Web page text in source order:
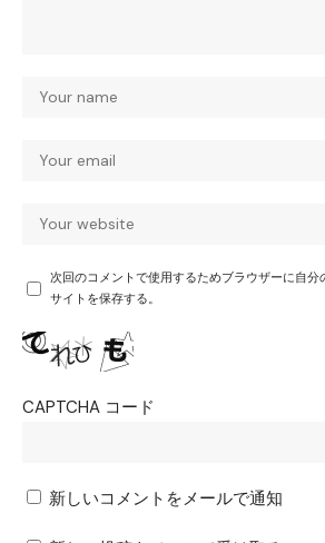
次回のコメントで使用するためブラウザーに自分
サイトを保存する。
CAPTCHA コード
新しいコメントをメールで通知